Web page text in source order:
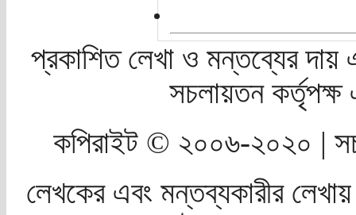
প্রকাশিত লেখা ও মন্তব্যের দায়
সচলায়তন
কপিরাইট © ২০০৬-২০২০ |
লেখকের এবং মন্তব্যকারীর